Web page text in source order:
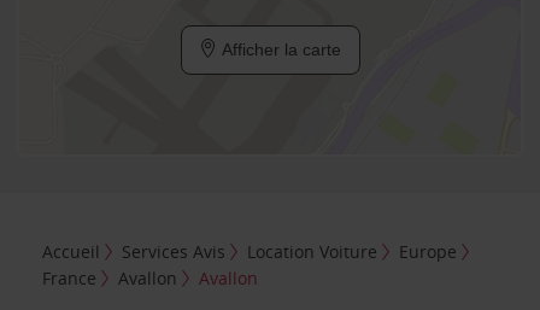
Afficher la carte
Accueil Services Avis Location Voiture
Europe
France
Avallon Avallon